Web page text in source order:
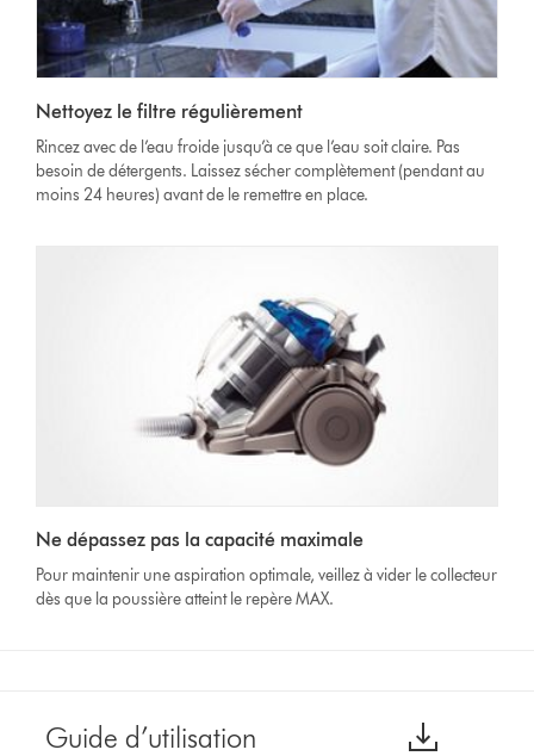
Nettoyez le filtre régulièrement
Rincez avec de l’eau froide jusqu’à ce que l’eau soit claire. Pas
besoin de détergents. Laissez sécher complètement (pendant au
moins 24 heures) avant de le remettre en place.
Ne dépassez pas la capacité maximale
Pour maintenir une aspiration optimale, veillez à vider le collecteur
dès que la poussière atteint le repère MAX.
Guide d’utilisation